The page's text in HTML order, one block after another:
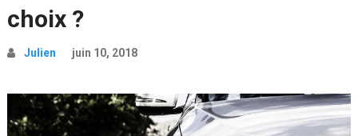
choix ?
Julien juin 10, 2018